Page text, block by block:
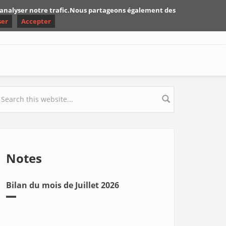
form
Notes
Bilan du mois de Juillet 2026
notre trafic.Nous partageons également des
Accepter